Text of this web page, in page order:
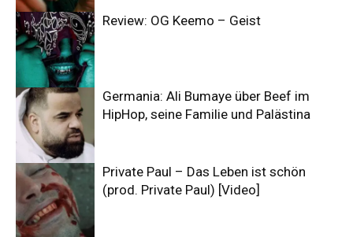
Review: OG Keemo – Geist
Germania: Ali Bumaye über Beef im
HipHop, seine Familie und Palästina
Private Paul – Das Leben ist schön
(prod. Private Paul) [Video]